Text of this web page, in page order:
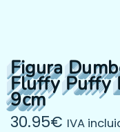
Figura
Fluffy Puffy
9cm
30.95€ IVA